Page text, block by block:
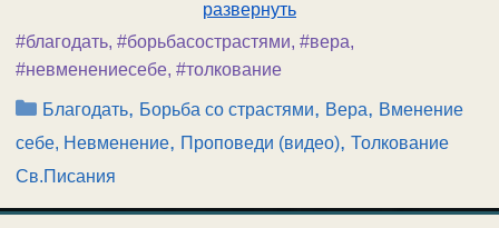
развернуть
#благодать, #борьбасострастями, #вера,
#невменениесебе, #толкование
Рубрики
Благодать, Борьба со страстями, Вера, Вменение
себе, Невменение, Проповеди (видео), Толкование
Св.Писания